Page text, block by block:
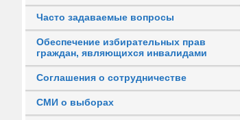
Часто задаваемые вопросы
Обеспечение избирательных прав
граждан, являющихся инвалидами
Соглашения о сотрудничестве
СМИ о выборах